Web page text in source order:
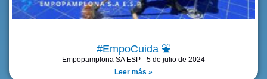
#EmpoCuida ⛲
Empopamplona SA ESP
5 de julio de 2024
Leer más »